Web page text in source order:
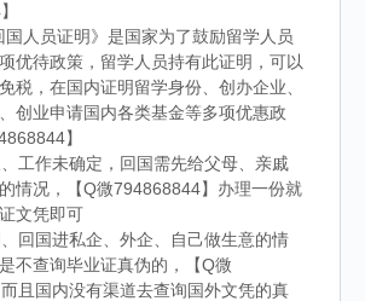
国人员证明》是国家为了鼓励留学人员
优待政策，留学人员持有此证明，可以
税，在国内证明留学身份、创办企业、
创业申请国内各类基金等多项优惠政
】
工作未确定，回国需先给父母、亲戚
情况，【Q微794868844】办理一份就
文凭即可
回国进私企、外企、自己做生意的情
不查询毕业证真伪的，【Q微
且国内没有渠道去查询国外文凭的真